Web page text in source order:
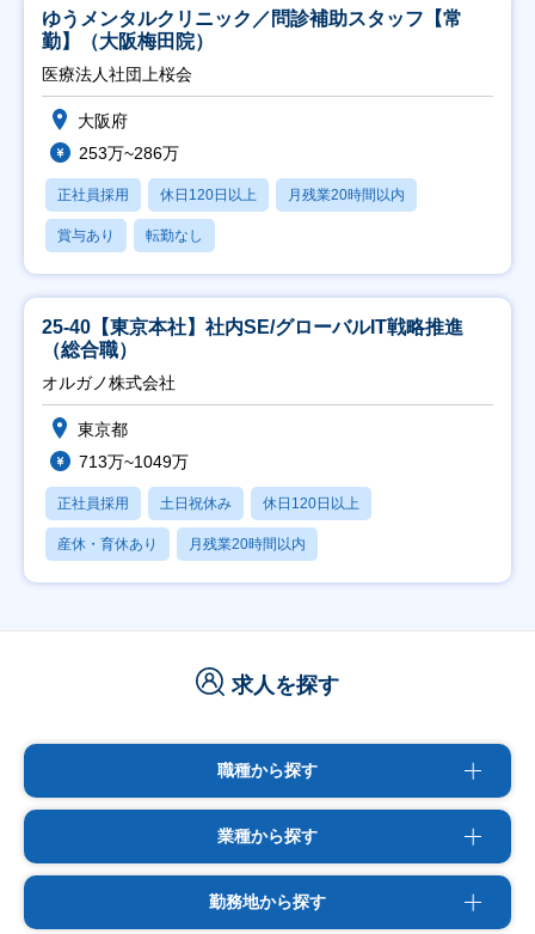
ゆうメンタルクリニック／問診補助スタッフ【常
勤】（大阪梅田院）
医療法人社団上桜会
大阪府
253万~286万
正社員採用 休日120日以上 月残業20時間以内
賞与あり 転勤なし
25-40【東京本社】社内SE/グローバルIT戦略推進
（総合職）
オルガノ株式会社
東京都
713万~1049万
正社員採用 土日祝休み 休日120日以上
産休・育休あり 月残業20時間以内
求人を探す
職種から探す
業種から探す
勤務地から探す